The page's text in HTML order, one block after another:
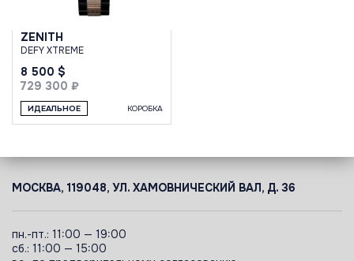
ZENITH
DEFY XTREME
8 500 $
729 300 ₽
ИДЕАЛЬНОЕ КОРОБКА
МОСКВА, 119048, УЛ. ХАМОВНИЧЕСКИЙ ВАЛ, Д. 36
пн.-пт.: 11:00 — 19:00
сб.: 11:00 — 15:00